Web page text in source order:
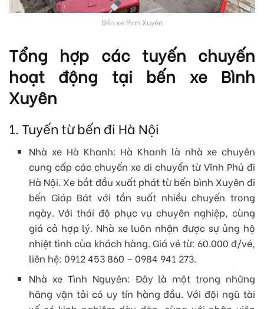
Bến xe Bình Xuyên
Tổng hợp các tuyến chuyến
hoạt động tại bến xe Bình
Xuyên
1. Tuyến từ bến đi Hà Nội
Nhà xe Hà Khanh: Hà Khanh là nhà xe chuyên
cung cấp các chuyến xe di chuyển từ Vĩnh Phú đi
Hà Nội. Xe bắt đầu xuất phát từ bến bình Xuyên đi
bến Giáp Bát với tần suất nhiều chuyến trong
ngày. Với thái độ phục vụ chuyên nghiệp, cùng
giá cả hợp lý. Nhà xe luôn nhận được sự ủng hộ
nhiệt tình của khách hàng. Giá vé từ: 60.000 đ/vé,
liên hệ: 0912 453 860 – 0984 941 273.
Nhà xe Tình Nguyên: Đây là một trong những
hãng vận tải có uy tín hàng đầu. Với đội ngũ tài